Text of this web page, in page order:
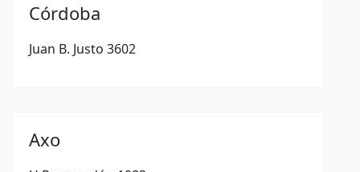
Córdoba
Juan B. Justo 3602
Axo